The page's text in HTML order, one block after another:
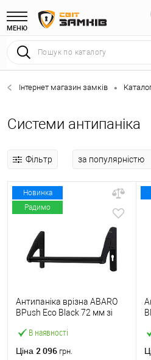
МЕНЮ
Інтернет магазин замків •
Системи антипаніка
Фільтр
Новинка
Радимо
В наявності
Антипаніка врізна ABARO
BPush Eco Black 72 мм зі
Ціна 2 096 грн.